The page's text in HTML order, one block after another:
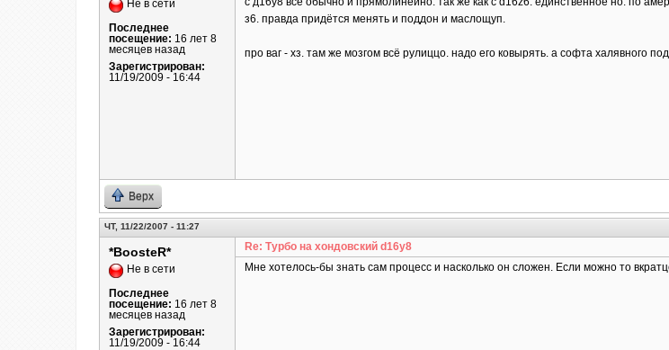
Не в сети
Последнее
посещение: 16 лет 8
месяцев назад
Зарегистрирован:
11/19/2009 - 16:44
з6. правда придётся менять и поддон и маслощуп.
про ваг - хз. там же мозгом всё рулиццо. надо его ковырять. а софта халявного
Верх
ЧТ, 11/22/2007 - 11:27
*BoosteR*
Не в сети
Последнее
посещение: 16 лет 8
месяцев назад
Зарегистрирован:
11/19/2009 - 16:44
Re: Турбо на хондовский d16y8
Мне хотелось-бы знать сам процесс и насколько он сложен. Если можно то